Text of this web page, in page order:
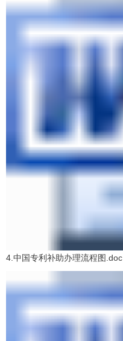
4.中国专利补助办理流程图.doc